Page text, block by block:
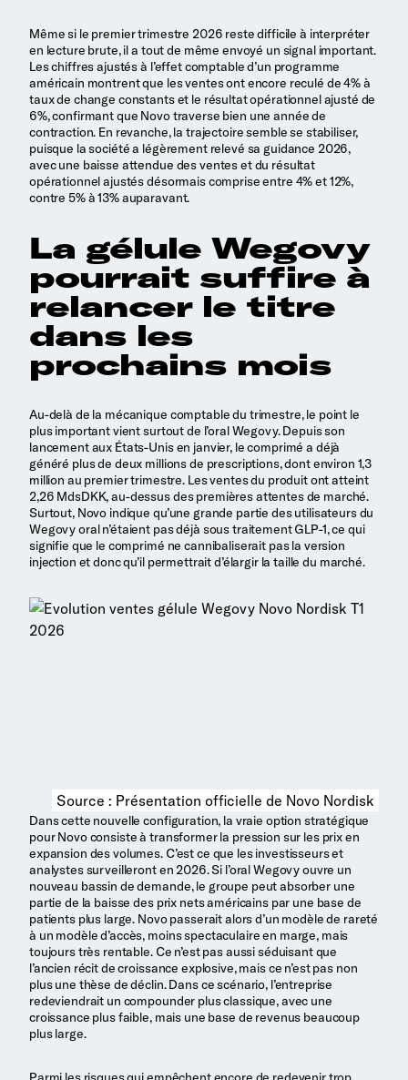
Même si le premier trimestre 2026 reste difficile à interpréter
en lecture brute, il a tout de même envoyé un signal important.
Les chiffres ajustés à l’effet comptable d’un programme
américain montrent que les ventes ont encore reculé de 4% à
taux de change constants et le résultat opérationnel ajusté de
6%, confirmant que Novo traverse bien une année de
contraction. En revanche, la trajectoire semble se stabiliser,
puisque la société a légèrement relevé sa guidance 2026,
avec une baisse attendue des ventes et du résultat
opérationnel ajustés désormais comprise entre 4% et 12%,
contre 5% à 13% auparavant.
La gélule Wegovy
pourrait suffire à
relancer le titre
dans les
prochains mois
Au-delà de la mécanique comptable du trimestre, le point le
plus important vient surtout de l’oral Wegovy. Depuis son
lancement aux États-Unis en janvier, le comprimé a déjà
généré plus de deux millions de prescriptions, dont environ 1,3
million au premier trimestre. Les ventes du produit ont atteint
2,26 MdsDKK, au-dessus des premières attentes de marché.
Surtout, Novo indique qu’une grande partie des utilisateurs du
Wegovy oral n’étaient pas déjà sous traitement GLP-1, ce qui
signifie que le comprimé ne cannibaliserait pas la version
injection et donc qu’il permettrait d’élargir la taille du marché.
Source : Présentation officielle de Novo Nordisk
Dans cette nouvelle configuration, la vraie option stratégique
pour Novo consiste à transformer la pression sur les prix en
expansion des volumes. C’est ce que les investisseurs et
analystes surveilleront en 2026. Si l’oral Wegovy ouvre un
nouveau bassin de demande, le groupe peut absorber une
partie de la baisse des prix nets américains par une base de
patients plus large. Novo passerait alors d’un modèle de rareté
à un modèle d’accès, moins spectaculaire en marge, mais
toujours très rentable. Ce n’est pas aussi séduisant que
l’ancien récit de croissance explosive, mais ce n’est pas non
plus une thèse de déclin. Dans ce scénario, l’entreprise
redeviendrait un compounder plus classique, avec une
croissance plus faible, mais une base de revenus beaucoup
plus large.